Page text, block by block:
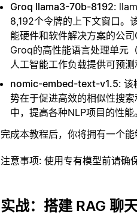
Groq llama3-70b-8192:
8,192个令牌的上下文窗口。
能硬件和软件解决方案的公
Groq的高性能语言处理单元
人工智能工作负载提供可预测
nomic-embed-text-v1.5: 该
势在于促进高效的相似性搜
中，提高各种NLP项目的性能。
完成本教程后，你将拥有一个
注意事项: 使用专有模型前请确
实战：搭建 RAG 聊